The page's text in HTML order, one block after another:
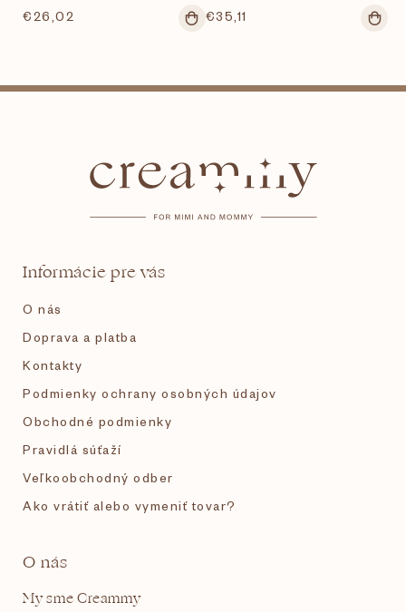
€26,02 €35,11
Informácie pre vás
O nás
Doprava a platba
Kontakty
Podmienky ochrany osobných údajov
Obchodné podmienky
Pravidlá súťaží
Veľkoobchodný odber
Ako vrátiť alebo vymeniť tovar?
O nás
My sme Creammy